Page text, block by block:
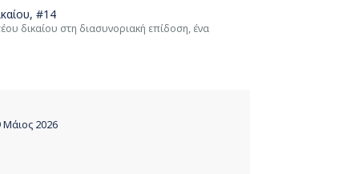
, #14
δικαίου στη διασυνοριακή επίδοση, ένα
Μάιος 2026